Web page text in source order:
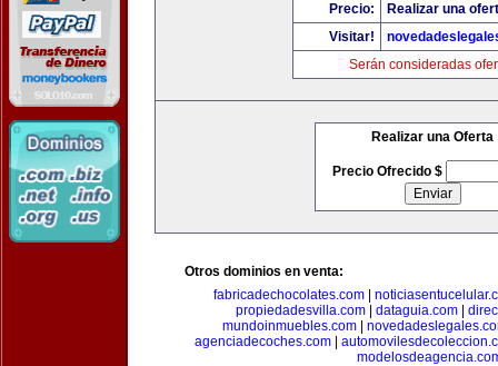
Precio:
Realizar una
Visitar!
Serán consideradas
Realizar una Oferta
Precio Ofrecido $
Otros dominios en venta:
fabricadechocolates.com|
propiedadesvilla.com| dataguia.com|
mundoinmuebles.com
agenciadecoches.com